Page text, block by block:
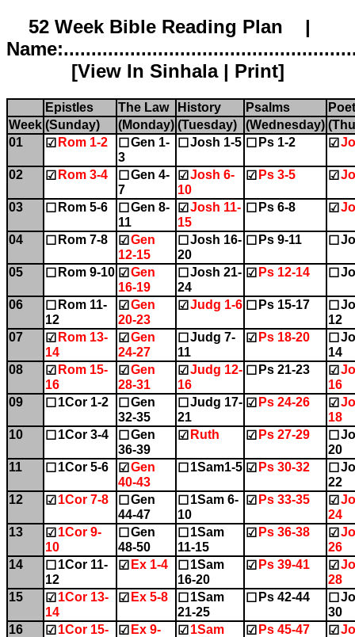
52 Week Bible Reading Plan |
[View In Sinhala| Print]
Epistles The Law History Psalms
Week (Sunday) (Monday) (Tuesday) (Wednesday)
01
☑ Rom 1-2 ☐ Gen 1-
3
☐ Josh 1-5 ☐ Ps 1-2 ☑
02 ☑ Rom 3-4 ☐ Gen 4-
7
☑ Josh 6-
10
☑ Ps 3-5 ☑
03 ☐ Rom 5-6 ☐ Gen 8-
11
☑ Josh 11-
15
☐ Ps 6-8 ☑
04 ☐ Rom 7-8 ☑ Gen
12-15
☐ Josh 16-
20
☐ Ps 9-11 ☐
05 ☐ Rom 9-10 ☑ Gen
16-19
☐ Josh 21-
24
☑ Ps 12-14 ☐
06 ☐ Rom 11-
12
☑ Gen
20-23
☑ Judg 1-6 ☐ Ps 15-17 ☐
12
07
☑ Rom 13-
14
☑ Gen
24-27
☐ Judg 7-
11
☑ Ps 18-20 ☐
14
08
☑ Rom 15-
16
☑ Gen
28-31
☑ Judg 12-
16
☐ Ps 21-23 ☑
16
09
☐ 1Cor 1-2 ☐ Gen
32-35
☐ Judg 17-
21
☑ Ps 24-26 ☑
18
10
☐ 1Cor 3-4 ☐ Gen
36-39
☑ Ruth ☑ Ps 27-29 ☐
20
11
☐ 1Cor 5-6 ☑ Gen
40-43
☐ 1Sam1-5 ☑ Ps 30-32 ☐
22
12
☑ 1Cor 7-8 ☐ Gen
44-47
☐ 1Sam 6-
10
☑ Ps 33-35 ☑
24
13
☑ 1Cor 9-
10
☐ Gen
48-50
☐ 1Sam
11-15
☑ Ps 36-38 ☑
26
14
☐ 1Cor 11-
12
☑ Ex 1-4 ☐ 1Sam
16-20
☑ Ps 39-41 ☑
28
15
☑ 1Cor 13-
14
☑ Ex 5-8 ☐ 1Sam
21-25
☐ Ps 42-44 ☐
30
16
☑ 1Cor 15-
☑ Ex 9-
☑ 1Sam
☑ Ps 45-47 ☑